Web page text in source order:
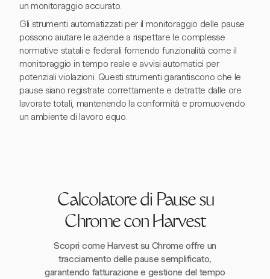
un monitoraggio accurato.
Gli strumenti automatizzati per il monitoraggio delle pause
possono aiutare le aziende a rispettare le complesse
normative statali e federali fornendo funzionalità come il
monitoraggio in tempo reale e avvisi automatici per
potenziali violazioni. Questi strumenti garantiscono che le
pause siano registrate correttamente e detratte dalle ore
lavorate totali, mantenendo la conformità e promuovendo
un ambiente di lavoro equo.
Calcolatore di Pause su
Chrome con Harvest
Scopri come Harvest su Chrome offre un
tracciamento delle pause semplificato,
garantendo fatturazione e gestione del tempo